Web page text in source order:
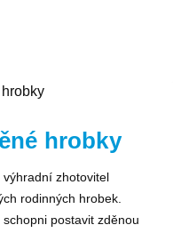
hrobky
výhradní zhotovitel
rodinných hrobek.
schopni postavit zděnou